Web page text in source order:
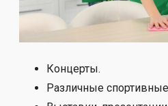
Концерты.
Различные